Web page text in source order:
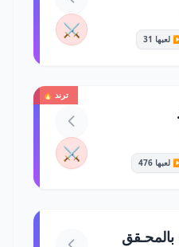
31
⚔️
ترند 🔥
476
⚔️
بالمحـقق